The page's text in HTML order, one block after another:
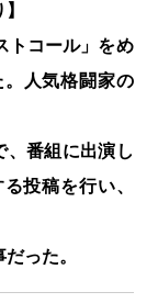
トコール」をめ
人気格闘家の
、番組に出演し
投稿を行い、
った。